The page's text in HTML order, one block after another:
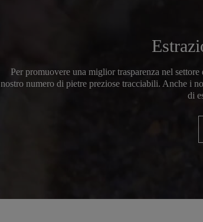
Per promuovere una miglior trasparenza nel
nostro numero di pietre preziose tracciabili. Anche i
di